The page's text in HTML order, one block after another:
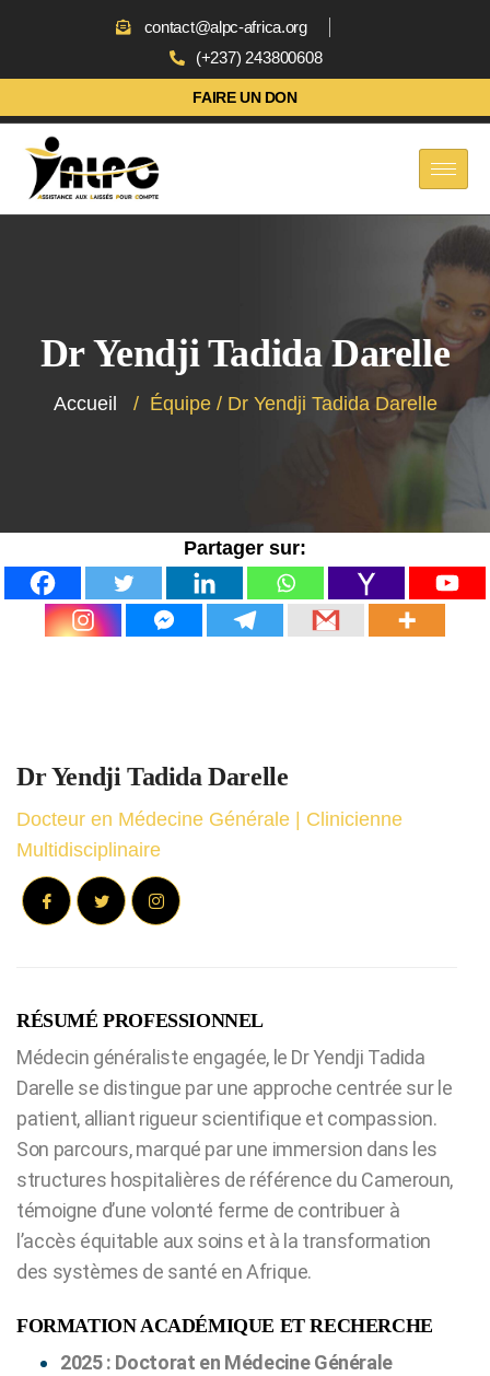
contact@alpc-africa.org
(+237) 243800608
FAIRE UN DON
Dr Yendji Tadida Darelle
Accueil / Équipe / Dr Yendji Tadida Darelle
Partager sur:
Dr Yendji Tadida Darelle
Docteur en Médecine Générale | Clinicienne
Multidisciplinaire
RÉSUMÉ PROFESSIONNEL
Médecin généraliste engagée, le Dr Yendji Tadida
Darelle se distingue par une approche centrée sur le
patient, alliant rigueur scientifique et compassion.
Son parcours, marqué par une immersion dans les
structures hospitalières de référence du Cameroun,
témoigne d’une volonté ferme de contribuer à
l’accès équitable aux soins et à la transformation
des systèmes de santé en Afrique.
FORMATION ACADÉMIQUE ET RECHERCHE
2025 : Doctorat en Médecine Générale